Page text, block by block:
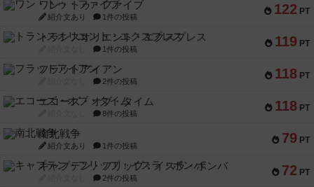
122 PT
ワン・トゥ・ファイブ
紹介文あり 1件の投稿
119 PT
トランスオリエント・エクスプレス
1件の投稿
118 PT
フラットアイアン
2件の投稿
118 PT
エコーズ・オブ・タイム
8件の投稿
79 PT
南北戦争
紹介文あり 1件の投稿
72 PT
キャプテン・フリップ：イスラ・ボンバ
2件の投稿